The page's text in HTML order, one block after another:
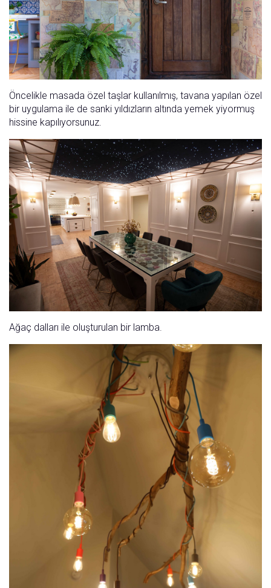
Öncelikle masada özel taşlar kullanılmış, tavana yapılan özel
bir uygulama ile de sanki yıldızların altında yemek yiyormuş
hissine kapılıyorsunuz.
Ağaç dalları ile oluşturulan bir lamba.